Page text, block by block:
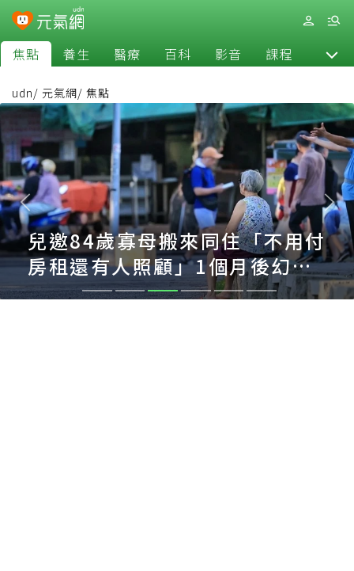
焦點 養生 醫療 百科 影音 課程 退休
udn/ 元氣網/ 焦點
兒邀84歲寡母搬來同住「不用付
房租還有人照顧」1個月後幻滅
心寒